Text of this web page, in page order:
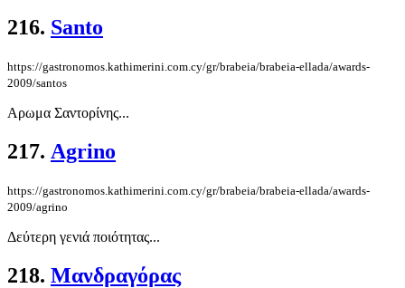
216. Santo
https://gastronomos.kathimerini.com.cy/gr/brabeia/brabeia-ellada/awards-
2009/santos
Αρωμα Σαντορίνης...
217. Agrino
https://gastronomos.kathimerini.com.cy/gr/brabeia/brabeia-ellada/awards-
2009/agrino
Δεύτερη γενιά ποιότητας...
218. Μανδραγόρας